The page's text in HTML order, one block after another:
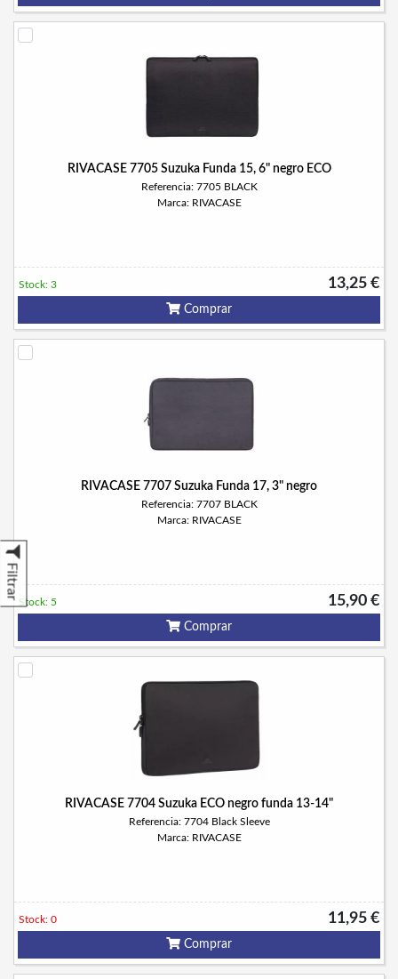
Filtrar
RIVACASE 7705 Suzuka Funda 15, 6" negro ECO
Referencia: 7705 BLACK
Marca: RIVACASE
13,25 €
Stock: 3
Comprar
RIVACASE 7707 Suzuka Funda 17, 3" negro
Referencia: 7707 BLACK
Marca: RIVACASE
15,90 €
Stock: 5
Comprar
RIVACASE 7704 Suzuka ECO negro funda 13-14"
Referencia: 7704 Black Sleeve
Marca: RIVACASE
11,95 €
Stock: 0
Comprar